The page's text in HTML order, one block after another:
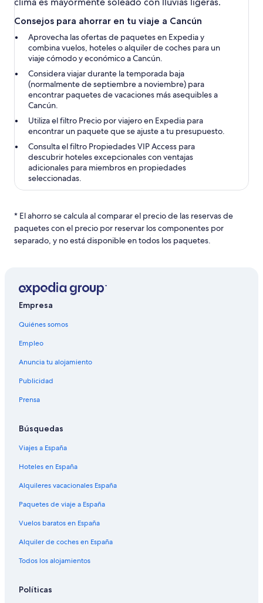
Consejos para ahorrar en tu viaje a Cancún
Aprovecha las ofertas de paquetes en Expedia y
combina vuelos, hoteles o alquiler de coches para un
viaje cómodo y económico a Cancún.
Considera viajar durante la temporada baja
(normalmente de septiembre a noviembre) para
encontrar paquetes de vacaciones más asequibles a
Cancún.
Utiliza el filtro Precio por viajero en Expedia para
encontrar un paquete que se ajuste a tu presupuesto.
Consulta el filtro Propiedades VIP Access para
descubrir hoteles excepcionales con ventajas
adicionales para miembros en propiedades
seleccionadas.
* El ahorro se calcula al comparar el precio de las reservas de
paquetes con el precio por reservar los componentes por
separado, y no está disponible en todos los paquetes.
Empresa
Quiénes somos
Empleo
Anuncia tu alojamiento
Publicidad
Prensa
Búsquedas
Viajes a España
Hoteles en España
Alquileres vacacionales España
Paquetes de viaje a España
Vuelos baratos en España
Alquiler de coches en España
Todos los alojamientos
Políticas